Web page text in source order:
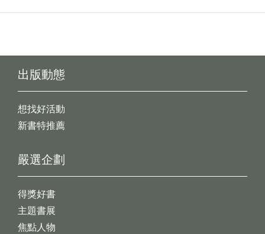
出版動態
想找好活動
新書特推薦
嚴選企劃
得獎好書
主題書展
焦點人物